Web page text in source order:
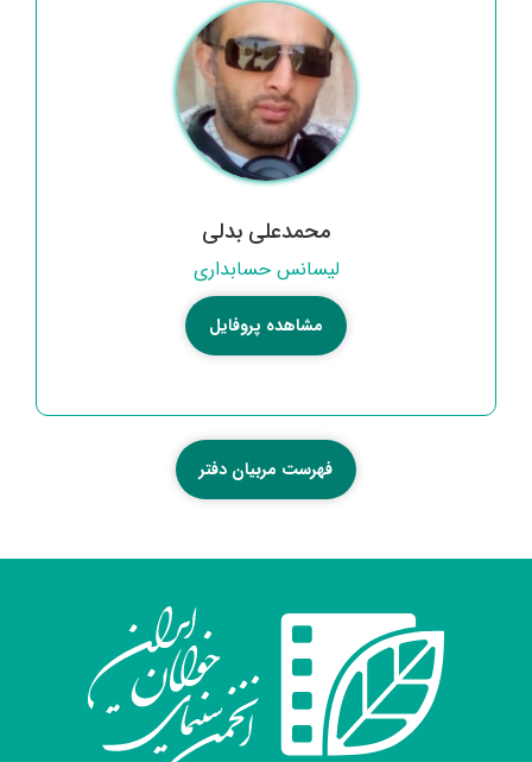
محمدعلی بدلی
لیسانس حسابداری
مشاهده پروفایل
فهرست مربیان دفتر